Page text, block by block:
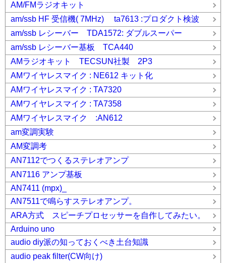
AM/FMラジオキット
am/ssb HF 受信機( 7MHz) ta7613 :プロダクト検波
am/ssb レシーバー TDA1572: ダブルスーパー
am/ssb レシーバー基板 TCA440
AMラジオキット TECSUN社製 2P3
AMワイヤレスマイク : NE612 キット化
AMワイヤレスマイク : TA7320
AMワイヤレスマイク : TA7358
AMワイヤレスマイク :AN612
am変調実験
AM変調考
AN7112でつくるステレオアンプ
AN7116 アンプ基板
AN7411 (mpx)_
AN7511で鳴らすステレオアンプ。
ARA方式 スピーチプロセッサーを自作してみたい。
Arduino uno
audio diy派の知っておくべき土台知識
audio peak filter(CW向け)